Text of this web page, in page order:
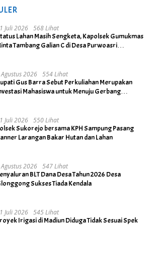
Juli 2026 568 Lihat
Lahan Masih Sengketa, Kapolsek Gumukmas
Tambang Galian C di Desa Purwoasri
2026 554 Lihat
Gus Barra Sebut Perkuliahan Merupakan
Mahasiswa untuk Menuju Gerbang
Juli 2026 550 Lihat
Sukorejo bersama KPH Sampung Pasang
Larangan Bakar Hutan dan Lahan
2026 547 Lihat
BLT Dana Desa Tahun 2026 Desa
Sukses Tiada Kendala
Juli 2026 545 Lihat
Irigasi di Madiun Diduga Tidak Sesuai Spek